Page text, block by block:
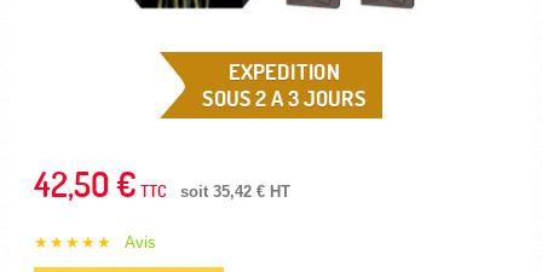
EXPEDITION
SOUS 2 A 3 JOURS
42,50 € TTC soit 35,42 € HT
★★★★★ Avis